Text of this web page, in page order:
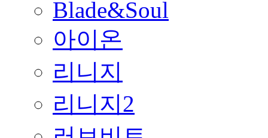
Blade&Soul
아이온
리니지
리니지2